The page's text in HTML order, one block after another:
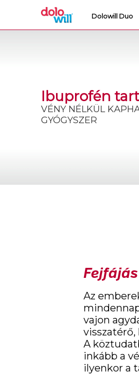
Dolowill Duo
Ibuprofén
VÉNY NÉLKÜL
GYÓGYSZER
Az
vajon
A
inkább a
ilyenkor a